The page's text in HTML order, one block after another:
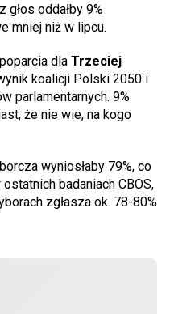
głos oddałby 9%
mniej niż w lipcu.
dla Trzeciej
koalicji Polski 2050 i
parlamentarnych. 9%
że nie wie, na kogo
wyniosłaby 79%, co
badaniach CBOS,
zgłasza ok. 78-80%